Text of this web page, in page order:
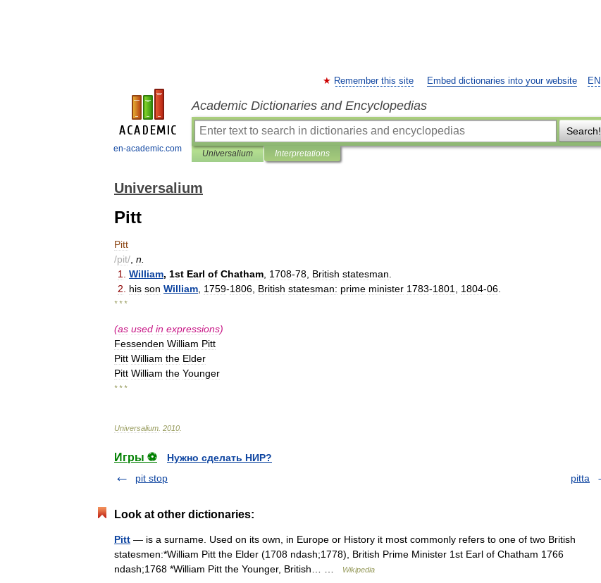
en-academic.com
EN
Remember this site Embed dictionaries into your website
Academic Dictionaries and Encyclopedias
Search!
Universalium Interpretations
Universalium
Pitt
Pitt
/pit/ n
1
William, 1st Earl of Chatham 1708-78 British statesman
2
his son William 1759-1806 British statesman: prime minister 1783-1801 1804-06
* * *
(as used in expressions)
Fessenden William Pitt
Pitt William the Elder
Pitt William the Younger
* * *
Universalium 2010
Игры ⚽
Нужно сделать НИР?
pit stop
pitta
Look at other dictionaries:
Pitt — is a surname. Used on its own, in Europe or History it most commonly refers to one of two British
statesmen:*William Pitt the Elder (1708 ndash;1778), British Prime Minister 1st Earl of Chatham 1766
ndash;1768 *William Pitt the Younger, British… …
Wikipedia